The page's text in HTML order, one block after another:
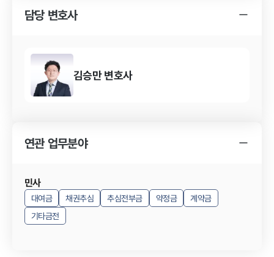
YK 대여금 사건 변호사의 조력 내용
담당 변호사
김승만 변호사
연관 업무분야
민사
대여금 채권추심 추심전부금 약정금
계약금
기타금전